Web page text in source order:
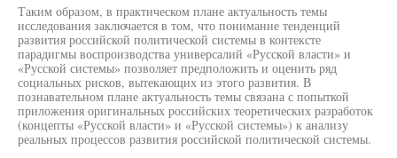
Таким образом, в практическом плане актуальность темы
исследования заключается в том, что понимание тенденций
развития российской политической системы в контексте
парадигмы воспроизводства универсалий «Русской власти» и
«Русской системы» позволяет предположить и оценить ряд
социальных рисков, вытекающих из этого развития. В
познавательном плане актуальность темы связана с попыткой
приложения оригинальных российских теоретических разработок
(концепты «Русской власти» и «Русской системы») к анализу
реальных процессов развития российской политической системы.